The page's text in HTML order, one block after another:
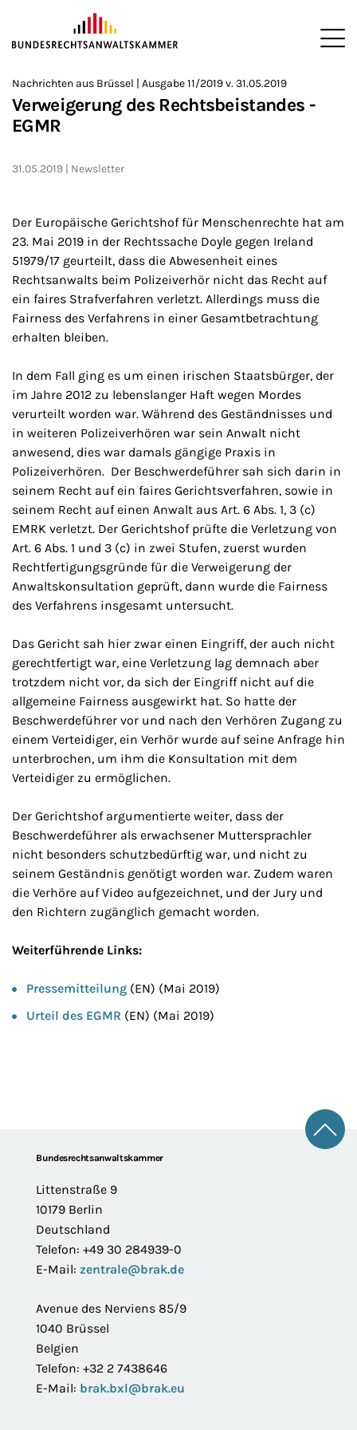
ZUM HAUPTINHALT SPRINGEN
Sie befinden sich hier:
>
Startseite
>
Newsroom
>
Newsletter
>
Nachrichten aus Brüssel
Nachrichten aus Brüssel | Ausgabe 11/2019 v. 31.05.2019
Verweigerung des Rechtsbeistandes -
EGMR
31.05.2019 Newsletter
Der Europäische Gerichtshof für Menschenrechte hat am
23. Mai 2019 in der Rechtssache Doyle gegen Ireland
51979/17 geurteilt, dass die Abwesenheit eines
Rechtsanwalts beim Polizeiverhör nicht das Recht auf
ein faires Strafverfahren verletzt. Allerdings muss die
Fairness des Verfahrens in einer Gesamtbetrachtung
erhalten bleiben.
In dem Fall ging es um einen irischen Staatsbürger, der
im Jahre 2012 zu lebenslanger Haft wegen Mordes
verurteilt worden war. Während des Geständnisses und
in weiteren Polizeiverhören war sein Anwalt nicht
anwesend, dies war damals gängige Praxis in
Polizeiverhören. Der Beschwerdeführer sah sich darin in
seinem Recht auf ein faires Gerichtsverfahren, sowie in
seinem Recht auf einen Anwalt aus Art. 6 Abs. 1, 3 (c)
EMRK verletzt. Der Gerichtshof prüfte die Verletzung von
Art. 6 Abs. 1 und 3 (c) in zwei Stufen, zuerst wurden
Rechtfertigungsgründe für die Verweigerung der
Anwaltskonsultation geprüft, dann wurde die Fairness
des Verfahrens insgesamt untersucht.
Das Gericht sah hier zwar einen Eingriff, der auch nicht
gerechtfertigt war, eine Verletzung lag demnach aber
trotzdem nicht vor, da sich der Eingriff nicht auf die
allgemeine Fairness ausgewirkt hat. So hatte der
Beschwerdeführer vor und nach den Verhören Zugang zu
einem Verteidiger, ein Verhör wurde auf seine Anfrage hin
unterbrochen, um ihm die Konsultation mit dem
Verteidiger zu ermöglichen.
Der Gerichtshof argumentierte weiter, dass der
Beschwerdeführer als erwachsener Muttersprachler
nicht besonders schutzbedürftig war, und nicht zu
seinem Geständnis genötigt worden war. Zudem waren
die Verhöre auf Video aufgezeichnet, und der Jury und
den Richtern zugänglich gemacht worden.
Weiterführende Links:
Pressemitteilung (EN) (Mai 2019)
Urteil des EGMR (EN) (Mai 2019)
FooterBundesrechtsanwaltskammer
Littenstraße 9
10179 Berlin
Deutschland
Telefon: +49 30 284939-0
E-Mail: zentrale@brak.de
Avenue des Nerviens 85/9
1040 Brüssel
Belgien
Telefon: +32 2 7438646
E-Mail: brak.bxl@brak.eu